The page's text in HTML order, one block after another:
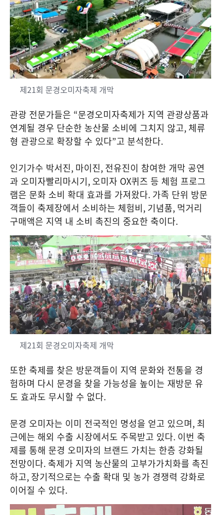
제21회 문경오미자축제 개막
관광 전문가들은 “문경오미자축제가 지역 관광상품과
연계될 경우 단순한 농산물 소비에 그치지 않고, 체류
형 관광으로 확장할 수 있다”고 분석한다.
인기가수 박서진, 마이진, 전유진이 참여한 개막 공연
과 오미자빨리마시기, 오미자 OX퀴즈 등 체험 프로그
램은 문화 소비 확대 효과를 가져왔다. 가족 단위 방문
객들이 축제장에서 소비하는 체험비, 기념품, 먹거리
구매액은 지역 내 소비 촉진의 중요한 축이다.
제21회 문경오미자축제 개막
또한 축제를 찾은 방문객들이 지역 문화와 전통을 경
험하며 다시 문경을 찾을 가능성을 높이는 재방문 유
도 효과도 무시할 수 없다.
문경 오미자는 이미 전국적인 명성을 얻고 있으며, 최
근에는 해외 수출 시장에서도 주목받고 있다. 이번 축
제를 통해 문경 오미자의 브랜드 가치는 한층 강화될
전망이다. 축제가 지역 농산물의 고부가가치화를 촉진
하고, 장기적으로는 수출 확대 및 농가 경쟁력 강화로
이어질 수 있다.